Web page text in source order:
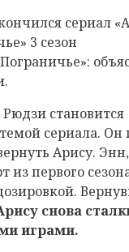
становится
сериала. Он
Арису. Энн,
из первого
снова
играми.